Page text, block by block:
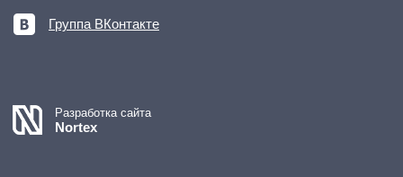
Группа ВКонтакте
Разработка сайта
Nortex